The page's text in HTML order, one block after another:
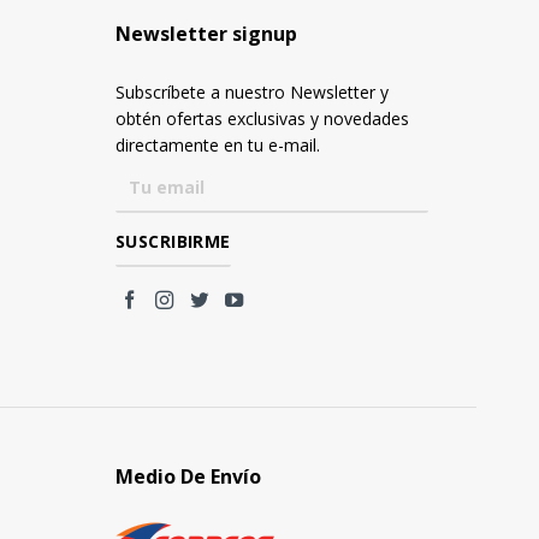
Newsletter signup
Subscríbete a nuestro Newsletter y
obtén ofertas exclusivas y novedades
directamente en tu e-mail.
Medio De Envío